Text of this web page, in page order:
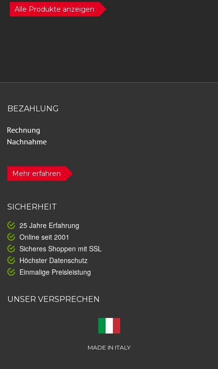
Alle Produkte anzeigen
BEZAHLUNG
Mehr erfahren
SICHERHEIT
25 Jahre Erfahrung
Online seit 2001
Sicheres Shoppen mit SSL
Höchster Datenschutz
Einmalige Preisleistung
UNSER VERSPRECHEN
MADE IN ITALY